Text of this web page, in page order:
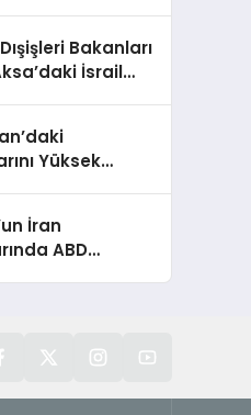
Bakanları
İsrail
Yüksek
İran
ABD